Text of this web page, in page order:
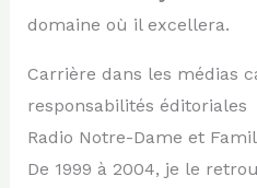
domaine où il excellera.
Carrière dans les médias
responsabilités éditoriales
Radio Notre-Dame et
De 1999 à 2004, je le